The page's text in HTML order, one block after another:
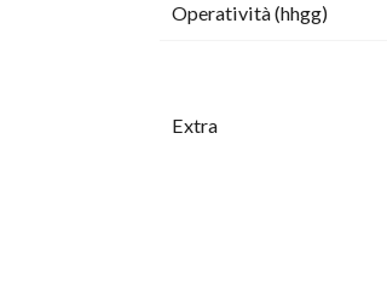
Operatività (hhgg)
Extra